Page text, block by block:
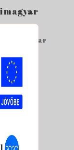
magyar
a magyar
A
this time.